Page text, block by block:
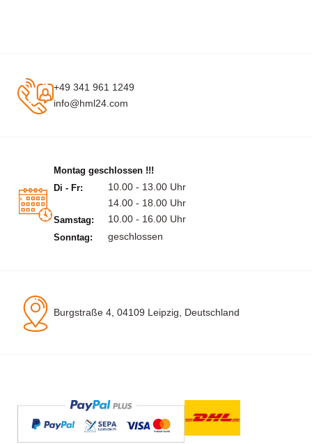
+49 341 961 1249
info@hml24.com
Montag geschlossen !!!
Di - Fr:
10.00 - 13.00 Uhr
14.00 - 18.00 Uhr
Samstag: 10.00 - 16.00 Uhr
Sonntag: geschlossen
Burgstraße 4, 04109 Leipzig, Deutschland